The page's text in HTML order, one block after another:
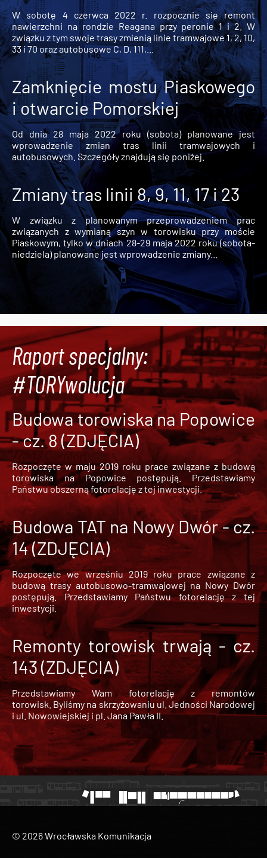
W sobotę 4 czerwca 2022 r. rozpocznie się remont
nawierzchni na rondzie Reagana przy peronie 1 i 2. W
związku z tym swoje trasy zmienią linie tramwajowe 1, 2, 10,
33 i 70 oraz autobusowe C, D, 111,...
Zamknięcie mostu Piaskowego
i otwarcie Pomorskiej
Od dnia 28 maja 2022 roku (sobota) planowane jest
wprowadzenie zmian tras linii tramwajowych i
autobusowych. Szczegóły znajdują się poniżej.
Zmiany tras linii 8, 9, 11, 17 i 23
W związku z planowanym przeprowadzeniem prac
związanych z wymianą szyn w torowisku przy moście
Piaskowym, tylko w dniach 28-29 maja 2022 roku (sobota-
niedziela) planowane jest wprowadzenie zmiany...
Raport specjalny:
#TORYwolucja
Budowa torowiska na Popowice
- cz. 8 (ZDJĘCIA)
Rozpoczęte w maju 2019 roku prace związane z budową
torowiska na Popowice
postępują. Przedstawiamy
Państwu obszerną fotorelację z tej inwestycji.
Budowa TAT na Nowy Dwór - cz.
14 (ZDJĘCIA)
Rozpoczęte we wrześniu 2019 roku prace związane z
budową trasy autobusowo-tramwajowej na Nowy Dwór
postępują. Przedstawiamy Państwu fotorelację z tej
inwestycji.
Remonty torowisk trwają - cz.
143 (ZDJĘCIA)
Przedstawiamy Wam fotorelację z remontów
torowisk. Byliśmy na skrzyżowaniu ul. Jedności Narodowej
i ul. Nowowiejskiej i pl. Jana Pawła II.
© 2026 Wrocławska Komunikacja